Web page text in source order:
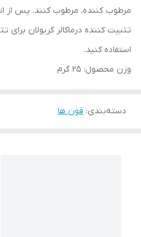
مرطوب کننده، مرطوب کنند. پس از
تثبیت کننده درماکالر کریولان
استفاده کنید.
وزن محصول: 25 گرم
دسته‌بندی: فون ها